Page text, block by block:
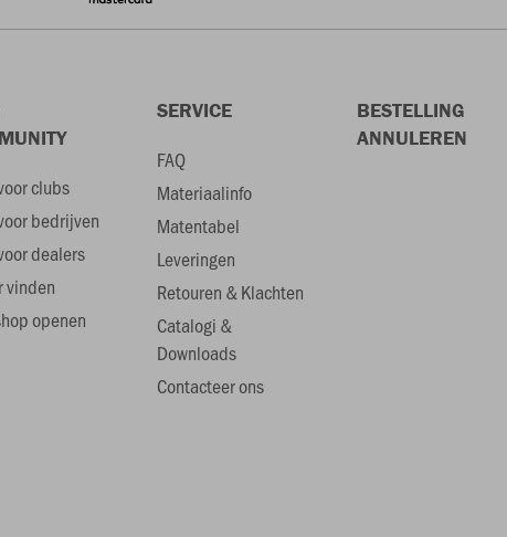
clubs
bedrijven
dealers
vinden
openen
SERVICE
FAQ
Materiaalinfo
Matentabel
Leveringen
Retouren & Klachten
Catalogi &
Downloads
Contacteer ons
BESTELLING
ANNULEREN